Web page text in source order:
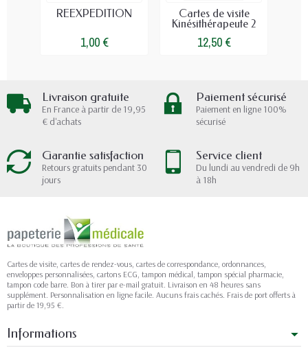
REEXPEDITION
1,00 €
Cartes de visite
Kinésithérapeute 2
12,50 €
Livraison gratuite
En France à partir de 19,95
€ d'achats
Paiement sécurisé
Paiement en ligne 100%
sécurisé
Garantie satisfaction
Retours gratuits pendant 30
jours
Service client
Du lundi au vendredi de 9h
à 18h
Cartes de visite, cartes de rendez-vous, cartes de correspondance, ordonnances,
enveloppes personnalisées, cartons ECG, tampon médical, tampon spécial pharmacie,
tampon code barre. Bon à tirer par e-mail gratuit. Livraison en 48 heures sans
supplément. Personnalisation en ligne facile. Aucuns frais cachés. Frais de port offerts à
partir de 19,95 €.
Informations